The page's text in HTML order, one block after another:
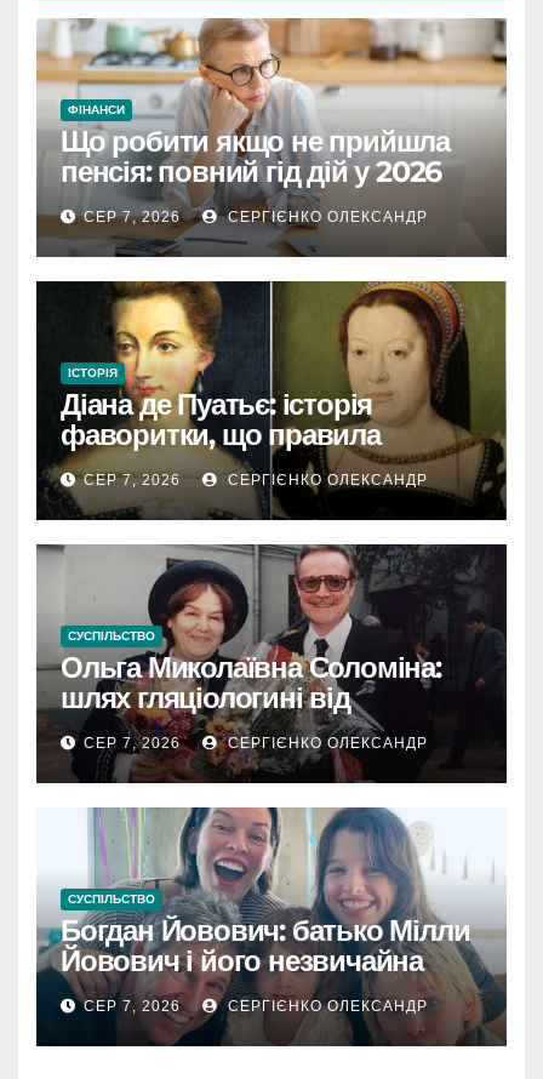
ФІНАНСИ
Що робити якщо не прийшла
пенсія: повний гід дій у 2026
роціСЕР 7, 2026 СЕРГІЄНКО ОЛЕКСАНДР
ІСТОРІЯ
Діана де Пуатьє: історія
фаворитки, що правила
Францією
СЕР 7, 2026 СЕРГІЄНКО ОЛЕКСАНДР
СУСПІЛЬСТВО
Ольга Миколаївна Соломіна:
шлях гляціологині від
експедиційної кухарки до
директора Інституту географії
РАН
СЕР 7, 2026 СЕРГІЄНКО ОЛЕКСАНДР
СУСПІЛЬСТВО
Богдан Йовович: батько Мілли
Йовович і його незвичайна
доля
СЕР 7, 2026 СЕРГІЄНКО ОЛЕКСАНДР